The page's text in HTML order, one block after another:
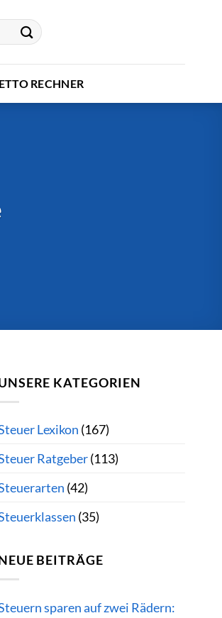
RECHNER
KATEGORIEN
Lexikon (167)
Ratgeber(113)
(42)
(35)
BEITRÄGE
sparen auf zwei Rädern: